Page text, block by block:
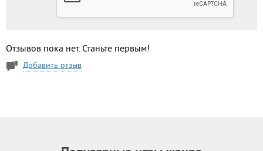
Отзывов пока нет. Станьте первым!
Добавить отзыв